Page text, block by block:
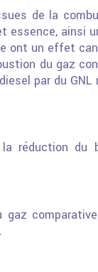
de la
essence, ainsi
ont un effet
du gaz
par du GNL
réduction du